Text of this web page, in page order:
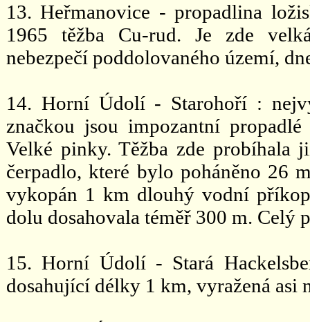
13. Heřmanovice - propadlina
1965 těžba Cu-rud. Je zde
nebezpečí poddolovaného území,
14. Horní Údolí - Starohoří :
značkou jsou impozantní
Velké pinky. Těžba zde probíhala
čerpadlo, které bylo poháněno 26
vykopán 1 km dlouhý vodní
dolu dosahovala téměř 300 m. Celý
15. Horní Údolí - Stará
dosahující délky 1 km, vyražená asi